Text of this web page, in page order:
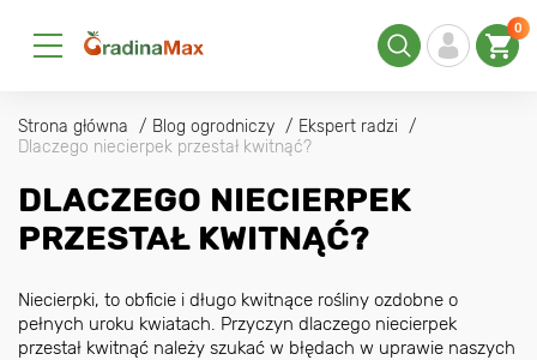
0
Strona główna Blog ogrodniczy
Ekspert radzi
Dlaczego niecierpek przestał kwitnąć?
DLACZEGO NIECIERPEK
PRZESTAŁ KWITNĄĆ?
Niecierpki, to obficie i długo kwitnące rośliny ozdobne o
pełnych uroku kwiatach. Przyczyn dlaczego niecierpek
przestał kwitnąć należy szukać w błędach w uprawie naszych